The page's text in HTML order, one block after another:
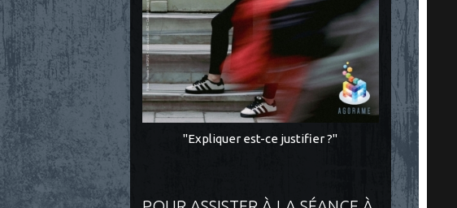
"Expliquer est-ce justifier ?"